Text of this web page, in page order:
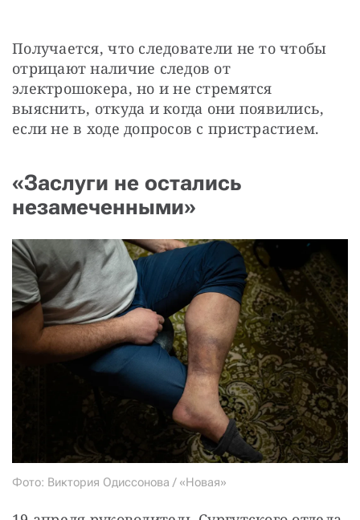
Получается, что следователи не то чтобы
отрицают наличие следов от
электрошокера, но и не стремятся
выяснить, откуда и когда они появились,
если не в ходе допросов с пристрастием.
«Заслуги не остались
незамеченными»
Фото: Виктория Одиссонова / «Новая»